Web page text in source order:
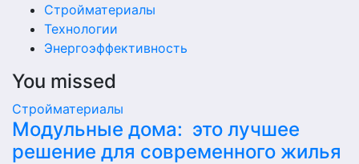
Стройматериалы
Технологии
Энергоэффективность
You missed
Стройматериалы
Модульные дома: это лучшее
решение для современного жилья